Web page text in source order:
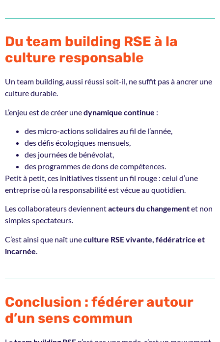
Du team building RSE à la
culture responsable
Un team building, aussi réussi soit-il, ne suffit pas à ancrer une
culture durable.
L’enjeu est de créer unedynamique continue :
des micro-actions solidaires au fil de l’année,
des défis écologiques mensuels,
des journées de bénévolat,
des programmes de dons de compétences.
Petit à petit, ces initiatives tissent un fil rouge : celui d’une
entreprise où la responsabilité est vécue au quotidien.
Les collaborateurs deviennentacteurs du changementet non
simples spectateurs.
C’est ainsi que naît uneculture RSE vivante, fédératrice et
incarnée
Conclusion : fédérer autour
d’un sens commun